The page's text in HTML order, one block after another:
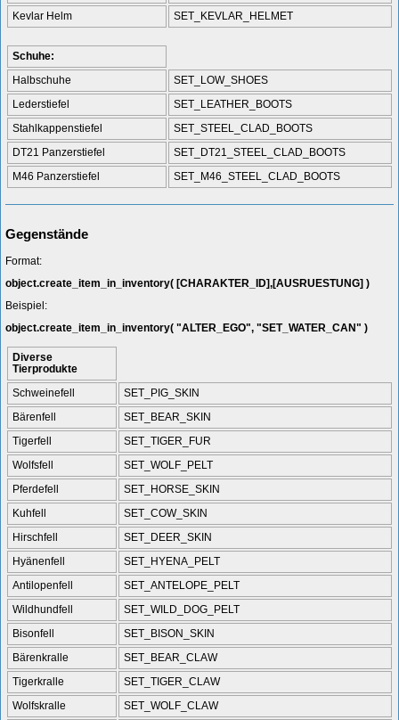
Kevlar Helm
SET_KEVLAR_HELMET
Schuhe:
Halbschuhe
SET_LOW_SHOES
Lederstiefel
SET_LEATHER_BOOTS
Stahlkappenstiefel
SET_STEEL_CLAD_BOOTS
DT21 Panzerstiefel
SET_DT21_STEEL_CLAD_BOOTS
M46 Panzerstiefel
SET_M46_STEEL_CLAD_BOOTS
Gegenstände
Format:
object.create_item_in_inventory( [CHARAKTER_ID],[AUSRUESTUNG] )
Beispiel:
object.create_item_in_inventory( "ALTER_EGO", "SET_WATER_CAN" )
Diverse
Tierprodukte
Schweinefell
SET_PIG_SKIN
Bärenfell
SET_BEAR_SKIN
Tigerfell
SET_TIGER_FUR
Wolfsfell
SET_WOLF_PELT
Pferdefell
SET_HORSE_SKIN
Kuhfell
SET_COW_SKIN
Hirschfell
SET_DEER_SKIN
Hyänenfell
SET_HYENA_PELT
Antilopenfell
SET_ANTELOPE_PELT
Wildhundfell
SET_WILD_DOG_PELT
Bisonfell
SET_BISON_SKIN
Bärenkralle
SET_BEAR_CLAW
Tigerkralle
SET_TIGER_CLAW
Wolfskralle
SET_WOLF_CLAW